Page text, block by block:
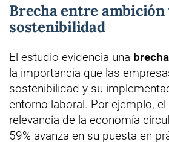
Brecha entre
sostenibilidad
El estudio evidencia una
la importancia que las
sostenibilidad y su
entorno laboral. Por ejemplo,
relevancia de la economía
59% avanza en su puesta en